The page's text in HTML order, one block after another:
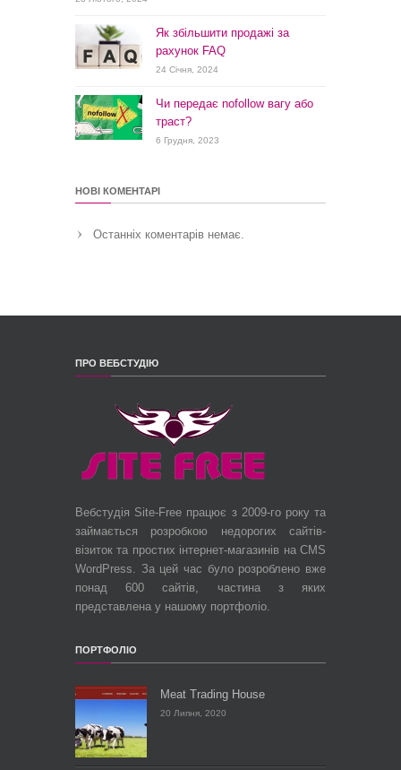
Як збільшити продажі за
рахунок FAQ
24 Січня, 2024
Чи передає nofollow вагу або
траст?
6 Грудня, 2023
НОВІ КОМЕНТАРІ
Останніх коментарів немає.
ПРО ВЕБСТУДІЮ
Вебстудія Site-Free працює з 2009-го року та
займається розробкою недорогих сайтів-
візиток та простих інтернет-магазинів на CMS
WordPress. За цей час було розроблено вже
понад 600 сайтів, частина з яких
представлена у нашому портфоліо.
ПОРТФОЛІО
Meat Trading House
20 Липня, 2020